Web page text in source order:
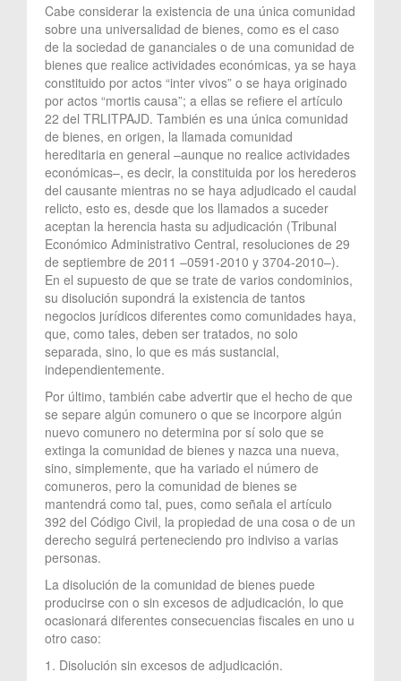
Cabe considerar la existencia de una única comunidad
sobre una universalidad de bienes, como es el caso
de la sociedad de gananciales o de una comunidad de
bienes que realice actividades económicas, ya se haya
constituido por actos “inter vivos” o se haya originado
por actos “mortis causa”; a ellas se refiere el artículo
22 del TRLITPAJD. También es una única comunidad
de bienes, en origen, la llamada comunidad
hereditaria en general –aunque no realice actividades
económicas–, es decir, la constituida por los herederos
del causante mientras no se haya adjudicado el caudal
relicto, esto es, desde que los llamados a suceder
aceptan la herencia hasta su adjudicación (Tribunal
Económico Administrativo Central, resoluciones de 29
de septiembre de 2011 –0591-2010 y 3704-2010–).
En el supuesto de que se trate de varios condominios,
su disolución supondrá la existencia de tantos
negocios jurídicos diferentes como comunidades haya,
que, como tales, deben ser tratados, no solo
separada, sino, lo que es más sustancial,
independientemente.
Por último, también cabe advertir que el hecho de que
se separe algún comunero o que se incorpore algún
nuevo comunero no determina por sí solo que se
extinga la comunidad de bienes y nazca una nueva,
sino, simplemente, que ha variado el número de
comuneros, pero la comunidad de bienes se
mantendrá como tal, pues, como señala el artículo
392 del Código Civil, la propiedad de una cosa o de un
derecho seguirá perteneciendo pro indiviso a varias
personas.
La disolución de la comunidad de bienes puede
producirse con o sin excesos de adjudicación, lo que
ocasionará diferentes consecuencias fiscales en uno u
otro caso:
1. Disolución sin excesos de adjudicación.